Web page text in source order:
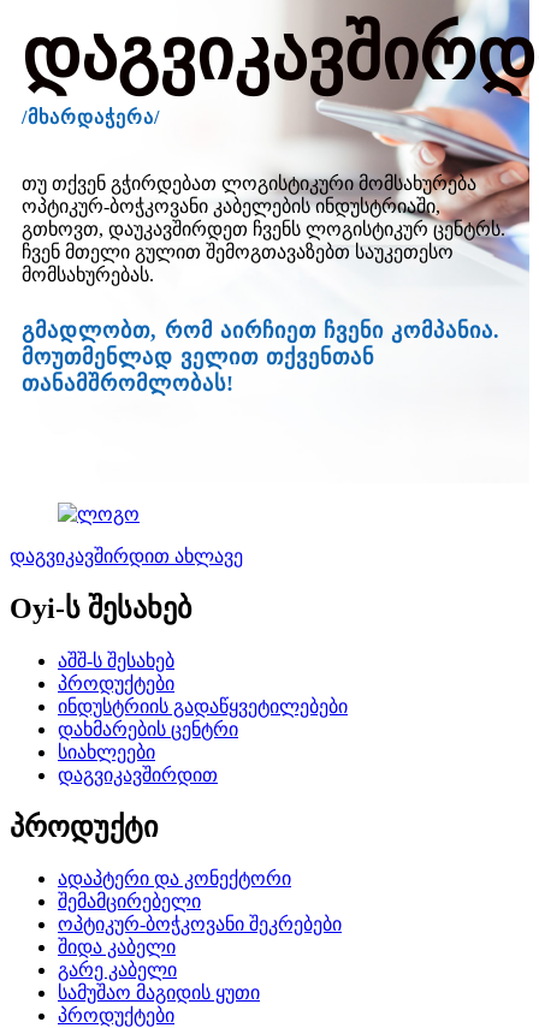
/მხარდაჭერა/
თუ თქვენ გჭირდებათ ლოგისტიკური მომსახურება
ოპტიკურ-ბოჭკოვანი კაბელების ინდუსტრიაში,
გთხოვთ, დაუკავშირდეთ ჩვენს ლოგისტიკურ ცენტრს.
ჩვენ მთელი გულით შემოგთავაზებთ საუკეთესო
მომსახურებას.
გმადლობთ, რომ აირჩიეთ ჩვენი კომპანია.
მოუთმენლად ველით თქვენთან
თანამშრომლობას!
დაგვიკავშირდით ახლავე
Oyi-ს შესახებ
აშშ-ს შესახებ
პროდუქტები
ინდუსტრიის გადაწყვეტილებები
დახმარების ცენტრი
სიახლეები
დაგვიკავშირდით
პროდუქტი
ადაპტერი და კონექტორი
შემამცირებელი
ოპტიკურ-ბოჭკოვანი შეკრებები
შიდა კაბელი
გარე კაბელი
სამუშაო მაგიდის ყუთი
პროდუქტები